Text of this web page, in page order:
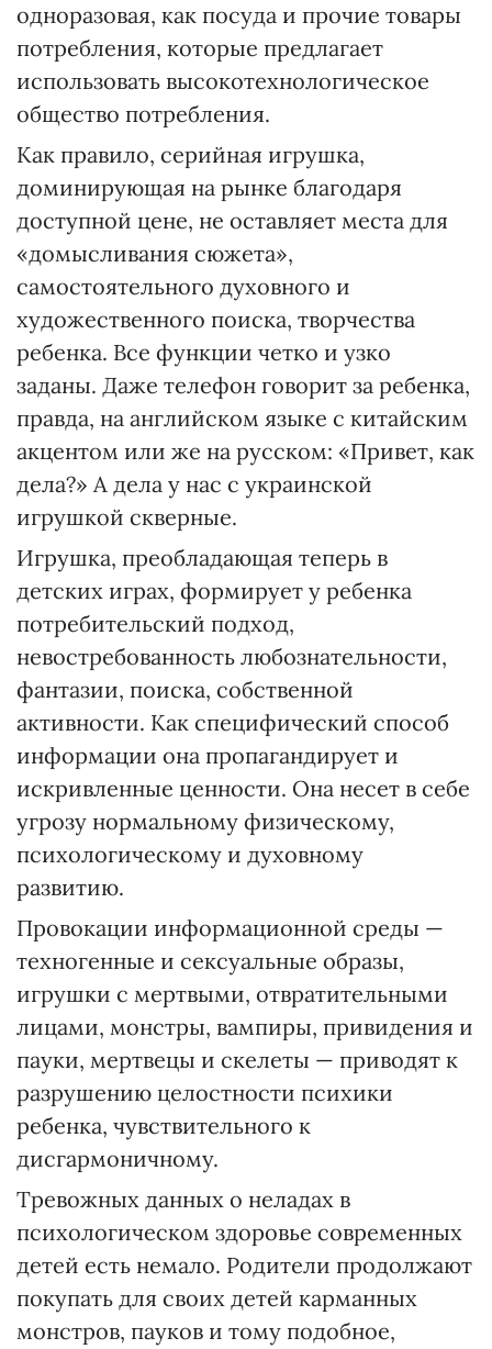
одноразовая, как посуда и прочие товары
потребления, которые предлагает
использовать высокотехнологическое
общество потребления.
Как правило, серийная игрушка,
доминирующая на рынке благодаря
доступной цене, не оставляет места для
«домысливания сюжета»,
самостоятельного духовного и
художественного поиска, творчества
ребенка. Все функции четко и узко
заданы. Даже телефон говорит за ребенка,
правда, на английском языке с китайским
акцентом или же на русском: «Привет, как
дела?» А дела у нас с украинской
игрушкой скверные.
Игрушка, преобладающая теперь в
детских играх, формирует у ребенка
потребительский подход,
невостребованность любознательности,
фантазии, поиска, собственной
активности. Как специфический способ
информации она пропагандирует и
искривленные ценности. Она несет в себе
угрозу нормальному физическому,
психологическому и духовному
развитию.
Провокации информационной среды —
техногенные и сексуальные образы,
игрушки с мертвыми, отвратительными
лицами, монстры, вампиры, привидения и
пауки, мертвецы и скелеты — приводят к
разрушению целостности психики
ребенка, чувствительного к
дисгармоничному.
Тревожных данных о неладах в
психологическом здоровье современных
детей есть немало. Родители продолжают
покупать для своих детей карманных
монстров, пауков и тому подобное,